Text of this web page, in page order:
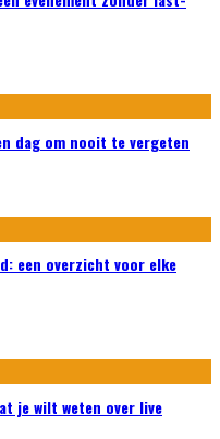
dag om nooit te vergeten
een overzicht voor elke
je wilt weten over live